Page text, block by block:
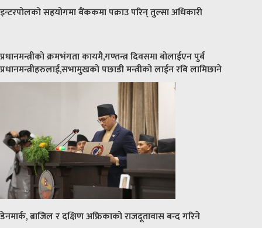
इन्टरपोलको सहयोगमा बैंककमा पक्राउ परिन् तुल्सा अधिकारी
प्रधानमन्त्रीको क्रमभंगता कायमै,गण्तन्त्र दिवसमा बोलाईएन पुर्ब
प्रधानमन्त्रीहरुलाई,सभामुखको पछाडी मन्त्रीको लाईन रबि लामिछाने
डेनमार्क, ब्राजिल र दक्षिण अफ्रिकाको राजदूतावास बन्द गरिने